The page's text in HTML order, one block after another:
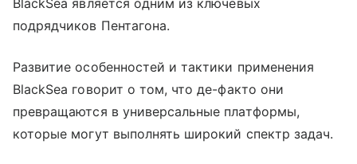
подрядчиков Пентагона.
Развитие особенностей и тактики применения
BlackSea говорит о том, что де-факто они
превращаются в универсальные платформы,
которые могут выполнять широкий спектр задач.